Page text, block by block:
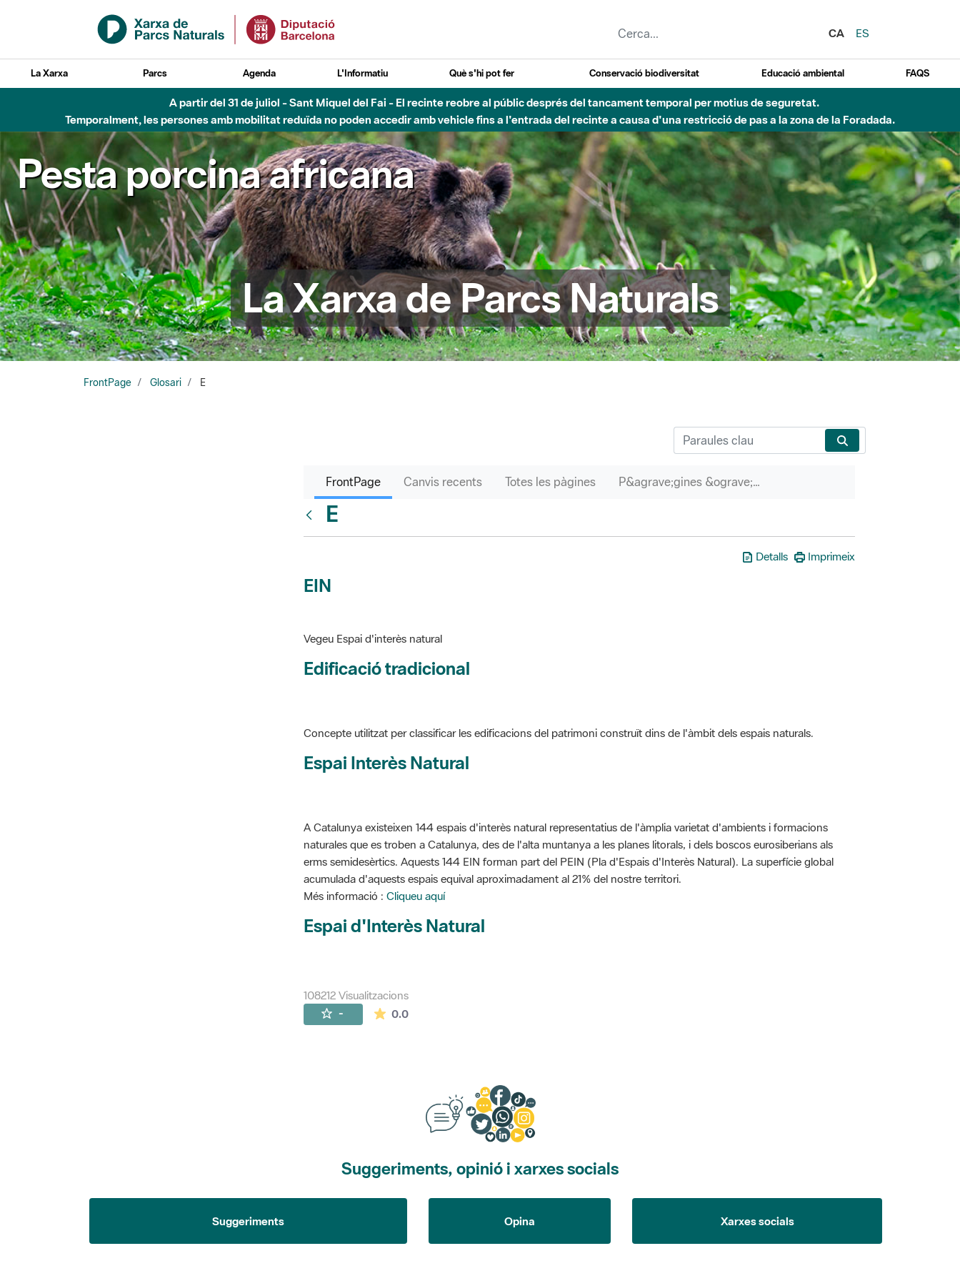
Salta al contingut principal
CA
ES
La Xarxa Parcs Agenda L'Informatiu Què s'hi pot fer Conservació biodiversitat Educació ambiental FAQS
A partir del 31 de juliol - Sant Miquel del Fai - El recinte reobre al públic després del tancament temporal per motius de seguretat.
Temporalment, les persones amb mobilitat reduïda no poden accedir amb vehicle fins a l'entrada del recinte a causa d'una restricció de pas a la zona de la Foradada.
Pesta porcina africana
La Xarxa de Parcs Naturals
FrontPage Glosari E
FrontPage Canvis recents Totes les pàgines P&agrave;gines &ograve;rfenes
E
Detalls Imprimeix
EIN
Vegeu Espai d'interès natural
Edificació tradicional
Concepte utilitzat per classificar les edificacions del patrimoni construït dins de l'àmbit dels espais naturals.
Espai Interès Natural
A Catalunya existeixen 144 espais d'interès natural representatius de l'àmplia varietat d'ambients i formacions
naturales que es troben a Catalunya, des de l'alta muntanya a les planes litorals, i dels boscos eurosiberians als
erms semidesèrtics. Aquests 144 EIN forman part del PEIN (Pla d'Espais d'Interès Natural). La superfície global
acumulada d'aquests espais equival aproximadament al 21% del nostre territori.
Més informació : Cliqueu aquí
Espai d'Interès Natural
108212 Visualitzacions
- 0.0La mitjana de les valoracions és de 0 estrelles de 5.
Suggeriments, opinió i xarxes socials
Suggeriments Opina Xarxes socials